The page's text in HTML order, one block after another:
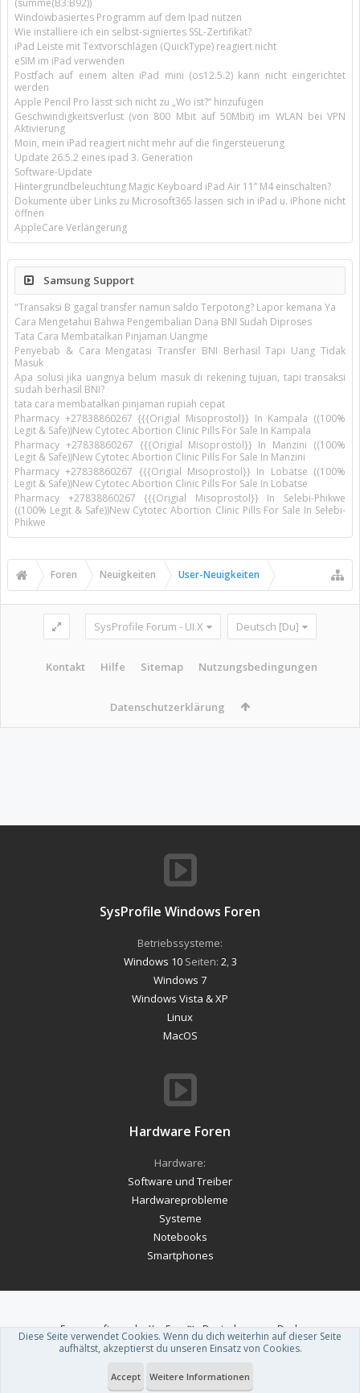
(summe(B3:B92))
Windowbasiertes Programm auf dem Ipad nutzen
Wie installiere ich ein selbst-signiertes SSL-Zertifikat?
iPad Leiste mit Textvorschlägen (QuickType) reagiert nicht
eSIM im iPad verwenden
Postfach auf einem alten iPad mini (os12.5.2) kann nicht eingerichtet
werden
Apple Pencil Pro lässt sich nicht zu „Wo ist?“ hinzufügen
Geschwindigkeitsverlust (von 800 Mbit auf 50Mbit) im WLAN bei VPN
Aktivierung
Moin, mein iPad reagiert nicht mehr auf die fingersteuerung
Update 26.5.2 eines ipad 3. Generation
Software-Update
Hintergrundbeleuchtung Magic Keyboard iPad Air 11’’ M4 einschalten?
Dokumente über Links zu Microsoft365 lassen sich in iPad u. iPhone nicht
öffnen
AppleCare Verlängerung
Samsung Support
"Transaksi B gagal transfer namun saldo Terpotong? Lapor kemana Ya
Cara Mengetahui Bahwa Pengembalian Dana BNI Sudah Diproses
Tata Cara Membatalkan Pinjaman Uangme
Penyebab & Cara Mengatasi Transfer BNI Berhasil Tapi Uang Tidak
Masuk
Apa solusi jika uangnya belum masuk di rekening tujuan, tapi transaksi
sudah berhasil BNI?
tata cara membatalkan pinjaman rupiah cepat
Pharmacy +27838860267 {{{Origial Misoprostol}} In Kampala ((100%
Legit & Safe))New Cytotec Abortion Clinic Pills For Sale In Kampala
Pharmacy +27838860267 {{{Origial Misoprostol}} In Manzini ((100%
Legit & Safe))New Cytotec Abortion Clinic Pills For Sale In Manzini
Pharmacy +27838860267 {{{Origial Misoprostol}} In Lobatse ((100%
Legit & Safe))New Cytotec Abortion Clinic Pills For Sale In Lobatse
Pharmacy +27838860267 {{{Origial Misoprostol}} In Selebi-Phikwe
((100% Legit & Safe))New Cytotec Abortion Clinic Pills For Sale In Selebi-
Phikwe
Foren Neuigkeiten User-Neuigkeiten
SysProfile Forum - UI.X Deutsch [Du]
Kontakt Hilfe Sitemap Nutzungsbedingungen
Datenschutzerklärung
SysProfile Windows Foren
Betriebssysteme:
Windows 10Seiten: 2 3
Windows 7
Windows Vista & XP
Linux
MacOS
Hardware Foren
Hardware:
Software und Treiber
Hardwareprobleme
Systeme
Notebooks
Smartphones
Forum software by XenForo™-Deutsch von xenDach
Theme designed byThemeHouse .
Diese Seite verwendet Cookies. Wenn du dich weiterhin auf dieser Seite
aufhältst, akzeptierst du unseren Einsatz von Cookies.
Accept Weitere Informationen